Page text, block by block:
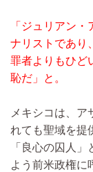
「ジュリアン
ナリストであり
罪者よりもひど
恥だ」と。
メキシコは、ア
れても聖域を提
「良心の囚人
よう前米政権に